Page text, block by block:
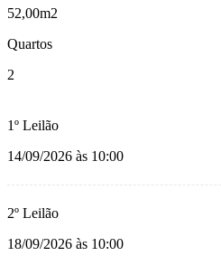
52,00m2
Quartos
2
1º Leilão
14/09/2026 às 10:00
2º Leilão
18/09/2026 às 10:00